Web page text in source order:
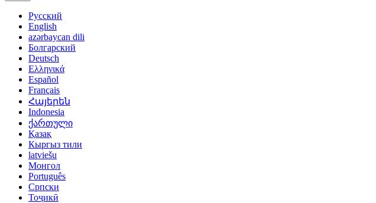
Русский
English
azərbaycan dili
Болгарский
Deutsch
Ελληνικά
Español
Français
Հայերեն
Indonesia
ქართული
Қазақ
Кыргыз тили
latviešu
Монгол
Português
Српски
Тоҷикӣ